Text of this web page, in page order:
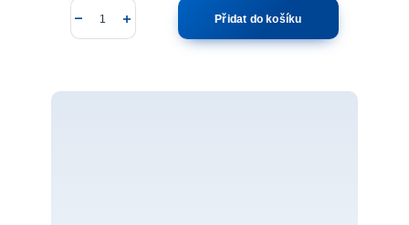
Přidat do košíku